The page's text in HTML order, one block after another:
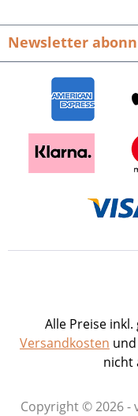
erhellen ihr
Dokumente
dass
ist in Yach
macht es
diesem
Fotos
ein Beitrag
Eine
€ 14,90 Presseinformation als pdf-Datei
zum
Newsletter
Alle Preise
Versandkosten
nicht
Copyright © 2026 -